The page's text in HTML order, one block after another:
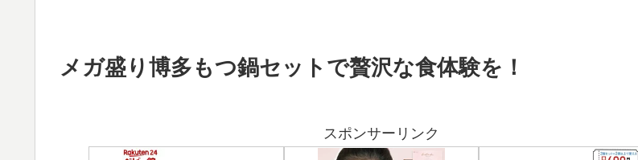
メガ盛り博多もつ鍋セットで贅沢な食体験を！
スポンサーリンク